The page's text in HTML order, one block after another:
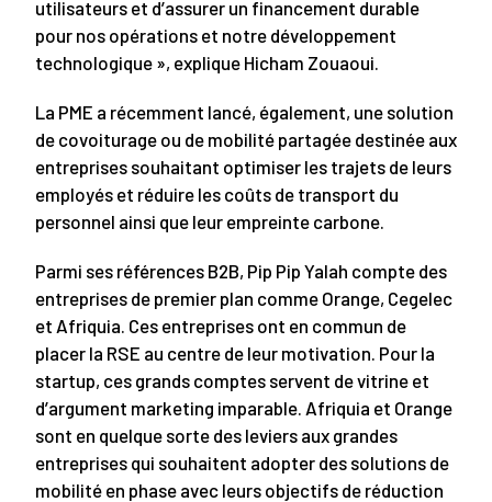
utilisateurs et d’assurer un financement durable
pour nos opérations et notre développement
technologique », explique Hicham Zouaoui.
La PME a récemment lancé, également, une solution
de covoiturage ou de mobilité partagée destinée aux
entreprises souhaitant optimiser les trajets de leurs
employés et réduire les coûts de transport du
personnel ainsi que leur empreinte carbone.
Parmi ses références B2B, Pip Pip Yalah compte des
entreprises de premier plan comme Orange, Cegelec
et Afriquia. Ces entreprises ont en commun de
placer la RSE au centre de leur motivation. Pour la
startup, ces grands comptes servent de vitrine et
d’argument marketing imparable. Afriquia et Orange
sont en quelque sorte des leviers aux grandes
entreprises qui souhaitent adopter des solutions de
mobilité en phase avec leurs objectifs de réduction